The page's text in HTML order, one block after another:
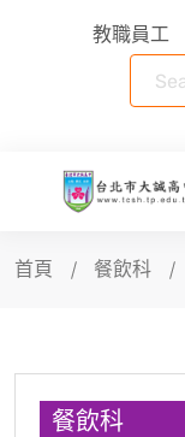
教職員工
首頁 餐飲科
餐飲科